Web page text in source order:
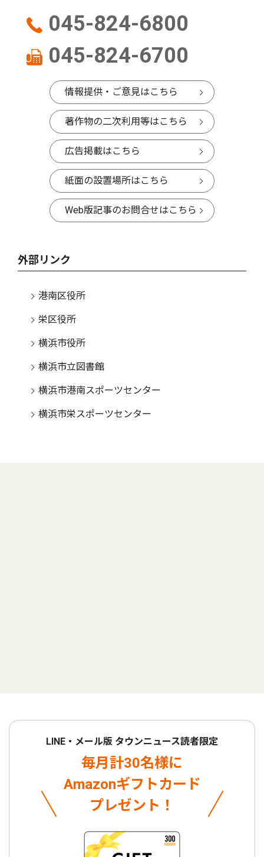
045-824-6800
045-824-6700
情報提供・ご意見はこちら
著作物の二次利用等はこちら
広告掲載はこちら
紙面の設置場所はこちら
Web版記事のお問合せはこちら
外部リンク
港南区役所
栄区役所
横浜市役所
横浜市立図書館
横浜市港南スポーツセンター
横浜市栄スポーツセンター
LINE・メール版 タウンニュース読者限定
毎月計30名様に
Amazonギフトカード
プレゼント！